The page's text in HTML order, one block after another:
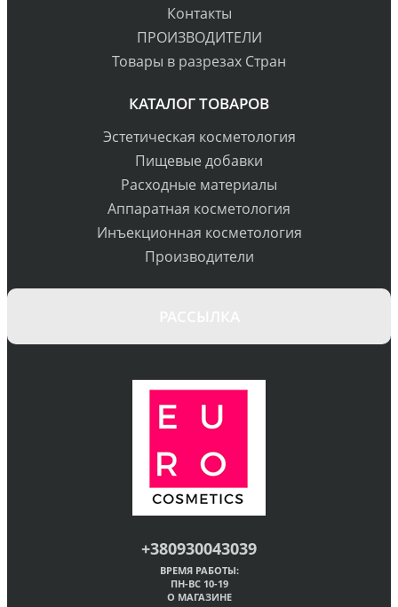
Контакты
ПРОИЗВОДИТЕЛИ
Товары в разрезах Стран
КАТАЛОГ ТОВАРОВ
Эстетическая косметология
Пищевые добавки
Расходные материалы
Аппаратная косметология
Инъекционная косметология
Производители
+380930043039
ВРЕМЯ РАБОТЫ:
ПН-ВС 10-19
О МАГАЗИНЕ